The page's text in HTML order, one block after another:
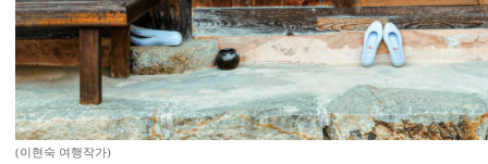
(이현숙 여행작가)